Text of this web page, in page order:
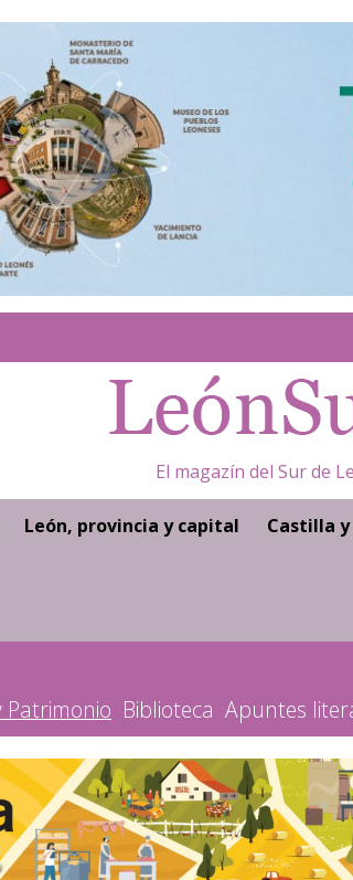
El magazín del Sur de
León, provincia y capital Castilla y
Patrimonio Biblioteca Apuntes